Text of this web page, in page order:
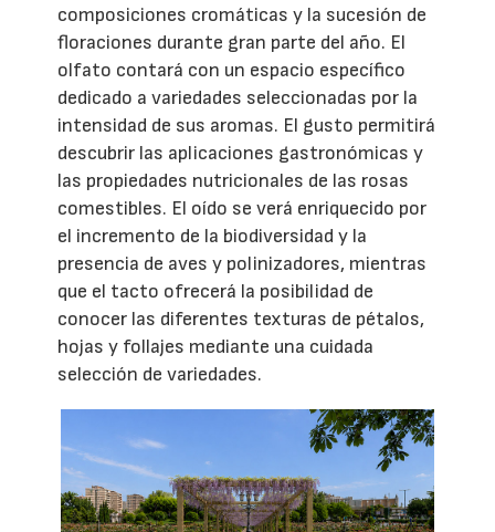
composiciones cromáticas y la sucesión de
floraciones durante gran parte del año. El
olfato contará con un espacio específico
dedicado a variedades seleccionadas por la
intensidad de sus aromas. El gusto permitirá
descubrir las aplicaciones gastronómicas y
las propiedades nutricionales de las rosas
comestibles. El oído se verá enriquecido por
el incremento de la biodiversidad y la
presencia de aves y polinizadores, mientras
que el tacto ofrecerá la posibilidad de
conocer las diferentes texturas de pétalos,
hojas y follajes mediante una cuidada
selección de variedades.